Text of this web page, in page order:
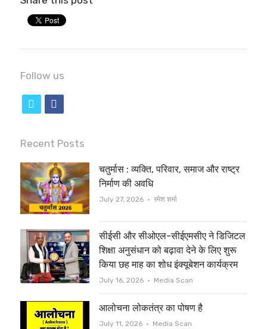
Follow us
i
t
t
e
r
c
e
b
o
o
k
Recent Posts
चतुर्मास : व्यक्ति, परिवार, समाज और राष्ट्र
निर्माण की अवधि
July 27, 2026 Author
रमेश शर्मा
सीईसी और सीओएल-सीईएमसीए ने डिजिटल
शिक्षा अनुसंधान को बढ़ावा देने के लिए शुरू
किया छह माह का शोध इंक्यूबेशन कार्यक्रम
July 16, 2026 Author
Media Scan
आलोचना लोकतंत्र का पोषण है
July 11, 2026 Author
Media Scan